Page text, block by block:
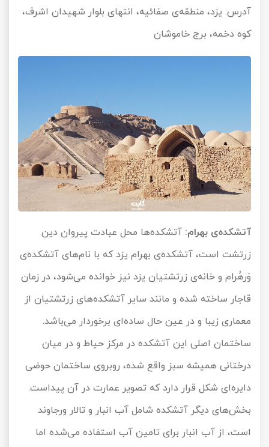
آدرس: یزد، منطقه‌ی صفائیه، انتهای بلوار شهیدان اشرف،
کوه دخمه، برج خاموشان
آتشکده‌ی‌ بهرام: آتشکده‌ها محل عبادت پیروان دین
زرتشت است، آتشکده‌ی بهرام یزد که با نام‌های آتشکده‌ی
وَرهُرام و خانه‌ی زرتشتیان یزد نیز خوانده می‌شود، در زمان
قاجار ساخته شده و مانند سایر آتشکده‌های زرتشتیان از
معماری زیبا و در عین حال ساده‌ای برخوردار می‌باشد.
ساختمان اصلی این آتشکده در مرکز حیاط و در میان
درختانی همیشه سبز واقع شده، روبروی ساختمان حوضی
دایره‌ای شکل قرار دارد که تصویر عمارت در آن پیداست.
بخش‌های دیگر آتشکده شامل آب انبار و تالار ورجاوند
است، از آب انبار برای تامین آب استفاده می‌شده اما